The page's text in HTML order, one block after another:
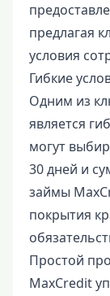
предлагая
условия
Гибкие
Одним из
является
могут
30 дней и
займы
покрытия
Простой
MaxCredit